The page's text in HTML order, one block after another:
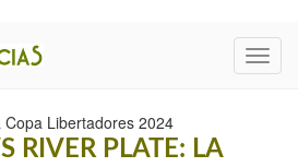
Libertadores 2024
RIVER PLATE: LA